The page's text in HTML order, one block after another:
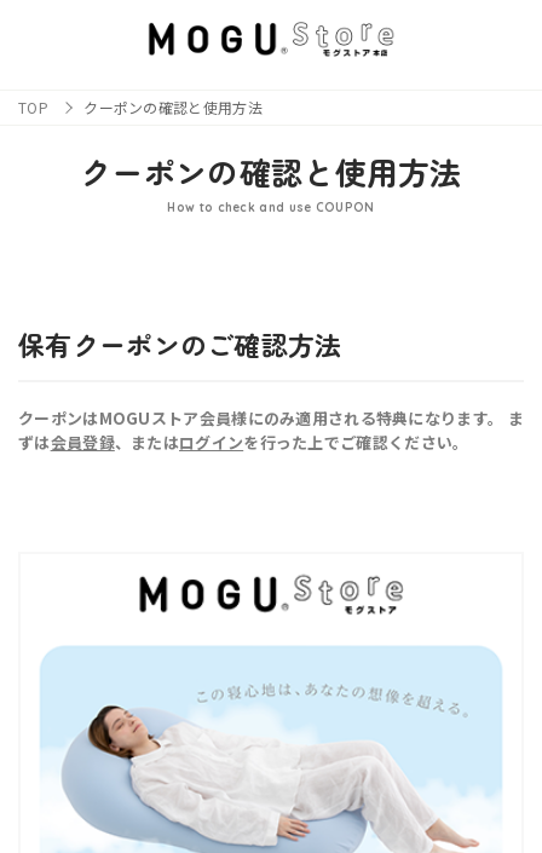
TOP クーポンの確認と使用方法
クーポンの確認と使用方法
How to check and use COUPON
保有クーポンのご確認方法
クーポンはMOGUストア会員様にのみ適用される特典になります。 ま
ずは会員登録、またはログインを行った上でご確認ください。